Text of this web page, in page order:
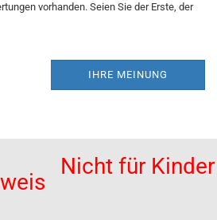
vorhanden. Seien Sie der Erste, der
IHRE MEINUNG
Nicht für